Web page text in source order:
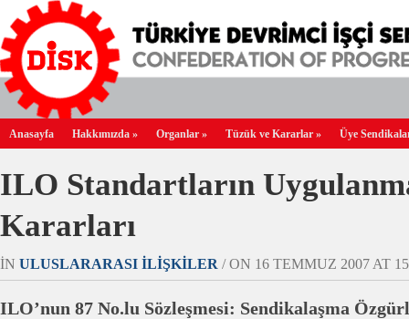
Anasayfa Hakkımızda » Organlar » Tüzük ve Kararlar » Üye
ILO Standartların
Kararları
IN ULUSLARARASI İLIŞKILER / ON 16 TEMMUZ 2007 AT
ILO’nun 87 No.lu Sözleşmesi: Sendikalaşma